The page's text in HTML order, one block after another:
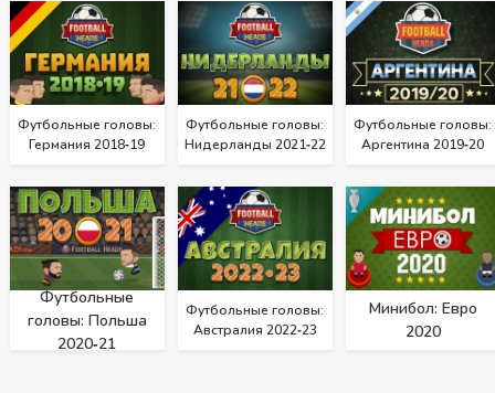
Футбольные головы:
Германия 2018‑19
Футбольные головы:
Нидерланды 2021‑22
Футбольные головы:
Аргентина 2019‑20
Футбольные
головы: Польша
2020‑21
Футбольные головы:
Австралия 2022‑23
Минибол: Евро
2020